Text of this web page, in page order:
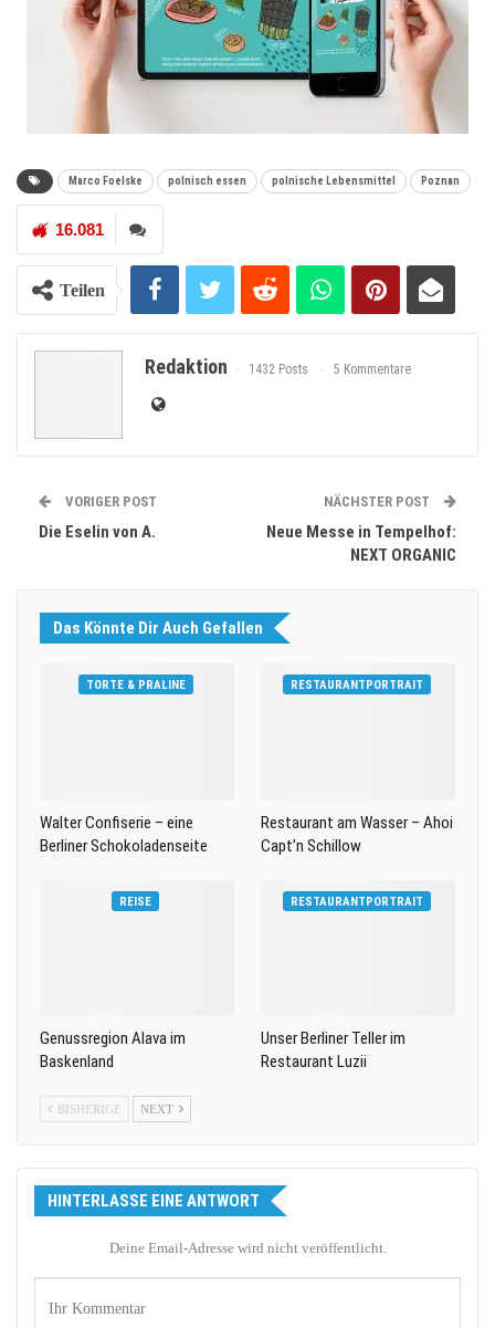
Marco Foelske polnisch essen polnische Lebensmittel Poznan
16.081
Teilen
Redaktion 1432 Posts 5 Kommentare
VORIGER POST
Die Eselin von A.
NÄCHSTER POST
Neue Messe in Tempelhof:
NEXT ORGANIC
Das Könnte Dir Auch Gefallen
TORTE & PRALINE
Walter Confiserie – eine
Berliner Schokoladenseite
RESTAURANTPORTRAIT
Restaurant am Wasser – Ahoi
Capt’n Schillow
REISE
Genussregion Alava im
Baskenland
RESTAURANTPORTRAIT
Unser Berliner Teller im
Restaurant Luzii
BISHERIGE NEXT
HINTERLASSE EINE ANTWORT
Deine Email-Adresse wird nicht veröffentlicht.